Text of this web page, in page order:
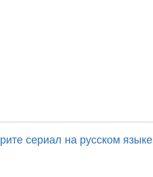
сериал на русском языке